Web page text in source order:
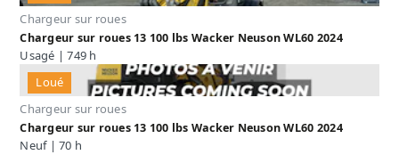
Chargeur sur roues
Chargeur sur roues 13 100 lbs Wacker Neuson WL60 2024
Usagé | 749 h
Loué
Chargeur sur roues
Chargeur sur roues 13 100 lbs Wacker Neuson WL60 2024
Neuf | 70 h